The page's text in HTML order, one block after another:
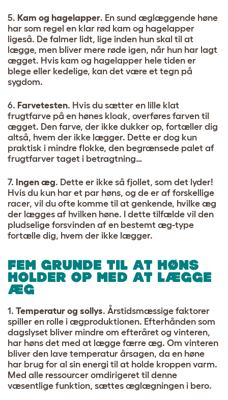
5. Kam og hagelapper. En sund æglæggende høne
har som regel en klar rød kam og hagelapper
ligeså. De falmer lidt, lige inden hun skal til at
lægge, men bliver mere røde igen, når hun har lagt
ægget. Hvis kam og hagelapper hele tiden er
blege eller kedelige, kan det være et tegn på
sygdom.
6. Farvetesten. Hvis du sætter en lille klat
frugtfarve på en hønes kloak, overføres farven til
ægget. Den farve, der ikke dukker op, fortæller dig
altså, hvem der ikke lægger. Dette er dog kun
praktisk i mindre flokke, den begrænsede palet af
frugtfarver taget i betragtning…
7. Ingen æg. Dette er ikke så fjollet, som det lyder!
Hvis du kun har et par høns, og de er af forskellige
racer, vil du ofte komme til at genkende, hvilke æg
der lægges af hvilken høne. I dette tilfælde vil den
pludselige forsvinden af en bestemt æg-type
fortælle dig, hvem der ikke lægger.
FEM GRUNDE TIL AT HØNS
HOLDER OP MED AT LÆGGE
ÆG
1. Temperatur og sollys. Årstidsmæssige faktorer
spiller en rolle i ægproduktionen. Efterhånden som
dagslyset bliver mindre om efteråret og vinteren,
har høns det med at lægge færre æg. Om vinteren
bliver den lave temperatur årsagen, da en høne
har brug for al sin energi til at holde kroppen varm.
Med alle ressourcer omdirigeret til denne
væsentlige funktion, sættes æglægningen i bero.